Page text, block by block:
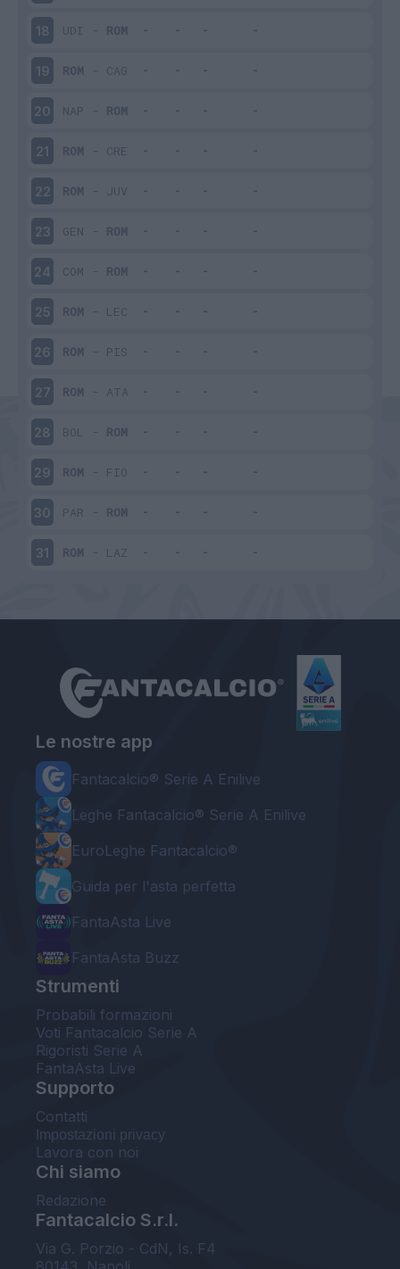
18 UDI - ROM
19 ROM - CAG
20 NAP - ROM
21 ROM - CRE
22 ROM - JUV
23 GEN - ROM
24 COM - ROM
25 ROM - LEC
26 ROM - PIS
27 ROM - ATA
28 BOL - ROM
29 ROM - FIO
30 PAR - ROM
31 ROM - LAZ
Le nostre app
Fantacalcio® Serie A Enilive
Leghe Fantacalcio® Serie A Enilive
EuroLeghe Fantacalcio®
Guida per l'asta perfetta
FantaAsta Live
FantaAsta Buzz
Strumenti
Probabili formazioni
Voti Fantacalcio Serie A
Rigoristi Serie A
FantaAsta Live
Supporto
Contatti
Impostazioni privacy
Lavora con noi
Chi siamo
Redazione
Fantacalcio S.r.l.
Via G. Porzio - CdN, Is. F4